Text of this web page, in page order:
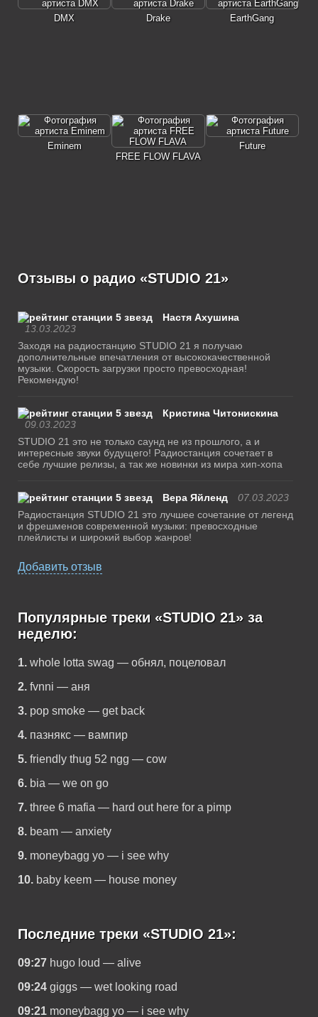
DMX Drake EarthGang
Eminem
FREE FLOW FLAVA
Future
Отзывы о радио «STUDIO 21»
Настя Ахушина
13.03.2023
Заходя на радиостанцию STUDIO 21 я получаю
дополнительные впечатления от высококачественной
музыки. Скорость загрузки просто превосходная!
Рекомендую!
Кристина Читонискина
09.03.2023
STUDIO 21 это не только саунд не из прошлого, а и
интересные звуки будущего! Радиостанция сочетает в
себе лучшие релизы, а так же новинки из мира хип-хопа
Вера Яйленд
07.03.2023
Радиостанция STUDIO 21 это лучшее сочетание от легенд
и фрешменов современной музыки: превосходные
плейлисты и широкий выбор жанров!
Добавить отзыв
Популярные треки «STUDIO 21» за
неделю:
1. whole lotta swag — обнял, поцеловал
2. fvnni — аня
3. pop smoke — get back
4. пазнякс — вампир
5. friendly thug 52 ngg — cow
6. bia — we on go
7. three 6 mafia — hard out here for a pimp
8. beam — anxiety
9. moneybagg yo — i see why
10. baby keem — house money
Последние треки «STUDIO 21»:
09:27 hugo loud — alive
09:24 giggs — wet looking road
09:21 moneybagg yo — i see why